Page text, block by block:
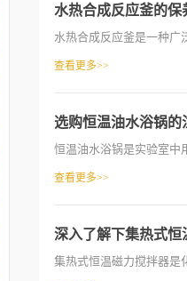
水热合成反应釜的保
水热合成反应釜是一种广
查看更多>>
选购恒温油水浴锅
恒温油水浴锅是实验室中
查看更多>>
深入了解下集热式恒
集热式恒温磁力搅拌器是